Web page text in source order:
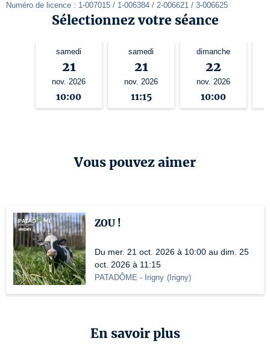
Numéro de licence : 1-007015 / 1-006384 / 2-006621 / 3-006625
Sélectionnez votre séance
samedi
21
nov. 2026
10:00
samedi
21
nov. 2026
11:15
dimanche
22
nov. 2026
10:00
Vous pouvez aimer
ZOU !
Du mer. 21 oct. 2026 à 10:00 au dim. 25
oct. 2026 à 11:15
PATADÔME - Irigny ( Irigny)
En savoir plus